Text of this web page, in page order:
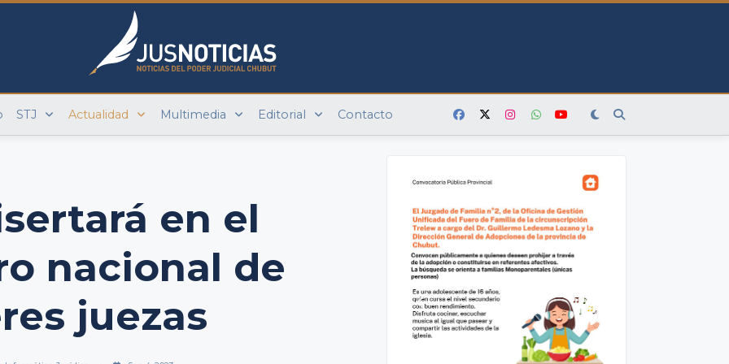
STJ Actualidad Multimedia Editorial Contacto
en el
nacional de
juezas